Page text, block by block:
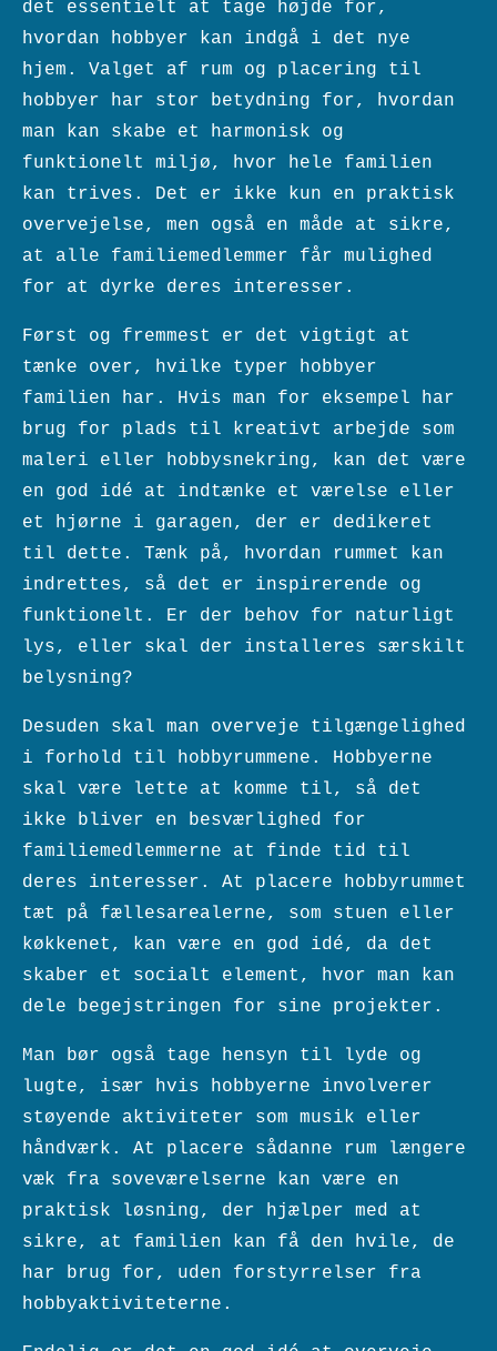
det essentielt at tage højde for,
hvordan hobbyer kan indgå i det nye
hjem. Valget af rum og placering til
hobbyer har stor betydning for, hvordan
man kan skabe et harmonisk og
funktionelt miljø, hvor hele familien
kan trives. Det er ikke kun en praktisk
overvejelse, men også en måde at sikre,
at alle familiemedlemmer får mulighed
for at dyrke deres interesser.
Først og fremmest er det vigtigt at
tænke over, hvilke typer hobbyer
familien har. Hvis man for eksempel har
brug for plads til kreativt arbejde som
maleri eller hobbysnekring, kan det være
en god idé at indtænke et værelse eller
et hjørne i garagen, der er dedikeret
til dette. Tænk på, hvordan rummet kan
indrettes, så det er inspirerende og
funktionelt. Er der behov for naturligt
lys, eller skal der installeres særskilt
belysning?
Desuden skal man overveje tilgængelighed
i forhold til hobbyrummene. Hobbyerne
skal være lette at komme til, så det
ikke bliver en besværlighed for
familiemedlemmerne at finde tid til
deres interesser. At placere hobbyrummet
tæt på fællesarealerne, som stuen eller
køkkenet, kan være en god idé, da det
skaber et socialt element, hvor man kan
dele begejstringen for sine projekter.
Man bør også tage hensyn til lyde og
lugte, især hvis hobbyerne involverer
støyende aktiviteter som musik eller
håndværk. At placere sådanne rum længere
væk fra soveværelserne kan være en
praktisk løsning, der hjælper med at
sikre, at familien kan få den hvile, de
har brug for, uden forstyrrelser fra
hobbyaktiviteterne.